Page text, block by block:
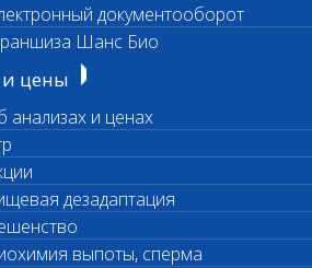
документооборот
Шанс Био
цены
анализах и ценах
дезадаптация
выпоты, сперма
биохимических